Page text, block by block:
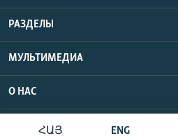
ՀԱՅ ENG
РАЗДЕЛЫ
МУЛЬТИМЕДИА
О НАС
Радио Азатутюн © 2026 RFE/